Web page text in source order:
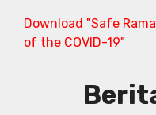
Download "Safe
of the COVID-19"